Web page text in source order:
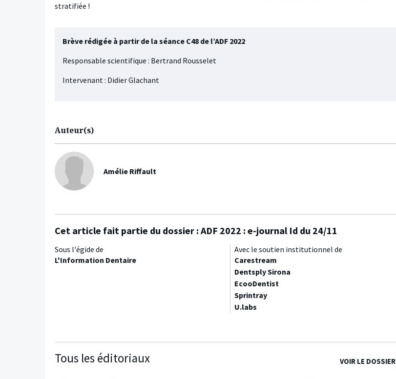
stratifiée !
Brève rédigée à partir de la séance C48 de l’ADF 2022
Responsable scientifique : Bertrand Rousselet
Intervenant : Didier Glachant
Auteur(s)
Amélie Riffault
Cet article fait partie du dossier : ADF 2022 : e-journal Id du 24/11
Sous l'égide de
L'Information Dentaire
Avec le soutien institutionnel de
Carestream
Dentsply Sirona
EcooDentist
Sprintray
U.labs
Tous les éditoriaux VOIR LE DOSSIER